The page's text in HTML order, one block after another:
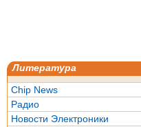
Литература
Chip News
Радио
Новости Электроники